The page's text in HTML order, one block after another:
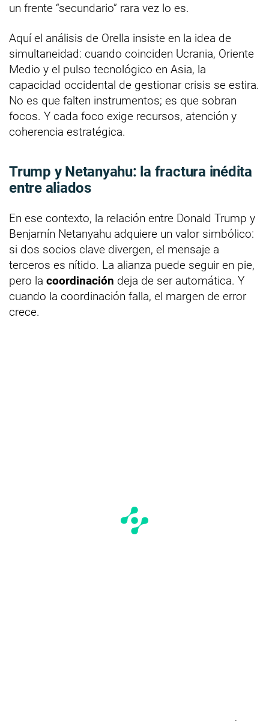
un frente “secundario” rara vez lo es.
Aquí el análisis de Orella insiste en la idea de
simultaneidad: cuando coinciden Ucrania, Oriente
Medio y el pulso tecnológico en Asia, la
capacidad occidental de gestionar crisis se estira.
No es que falten instrumentos; es que sobran
focos. Y cada foco exige recursos, atención y
coherencia estratégica.
Trump y Netanyahu: la fractura inédita
entre aliados
En ese contexto, la relación entre Donald Trump y
Benjamín Netanyahu adquiere un valor simbólico:
si dos socios clave divergen, el mensaje a
terceros es nítido. La alianza puede seguir en pie,
pero la coordinación deja de ser automática. Y
cuando la coordinación falla, el margen de error
crece.